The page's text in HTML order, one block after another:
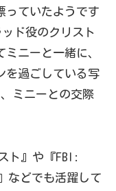
っていたようです
ド役のクリスト
ニーと一緒に、
を過ごしている写
ミニーとの交際
ト』や『FBI:
などでも活躍して